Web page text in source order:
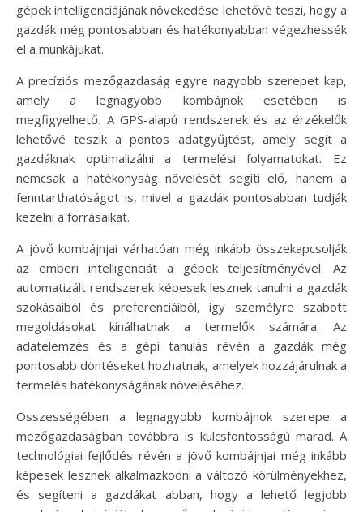
gépek intelligenciájának növekedése lehetővé teszi, hogy a
gazdák még pontosabban és hatékonyabban végezhessék
el a munkájukat.
A precíziós mezőgazdaság egyre nagyobb szerepet kap,
amely a legnagyobb kombájnok esetében is
megfigyelhető. A GPS-alapú rendszerek és az érzékelők
lehetővé teszik a pontos adatgyűjtést, amely segít a
gazdáknak optimalizálni a termelési folyamatokat. Ez
nemcsak a hatékonyság növelését segíti elő, hanem a
fenntarthatóságot is, mivel a gazdák pontosabban tudják
kezelni a forrásaikat.
A jövő kombájnjai várhatóan még inkább összekapcsolják
az emberi intelligenciát a gépek teljesítményével. Az
automatizált rendszerek képesek lesznek tanulni a gazdák
szokásaiból és preferenciáiból, így személyre szabott
megoldásokat kínálhatnak a termelők számára. Az
adatelemzés és a gépi tanulás révén a gazdák még
pontosabb döntéseket hozhatnak, amelyek hozzájárulnak a
termelés hatékonyságának növeléséhez.
Összességében a legnagyobb kombájnok szerepe a
mezőgazdaságban továbbra is kulcsfontosságú marad. A
technológiai fejlődés révén a jövő kombájnjai még inkább
képesek lesznek alkalmazkodni a változó körülményekhez,
és segíteni a gazdákat abban, hogy a lehető legjobb